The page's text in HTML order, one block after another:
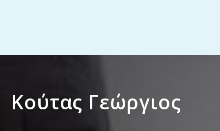
Κούτας Γεώργιος